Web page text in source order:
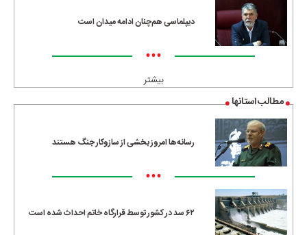
دیپلماسی هم‌چنان ادامه میدان است
•••
بیشتر
مطالب استانها
رسانه‌ها امروز بخشی از سازوکار جنگ هستند
•••
۶۲ سد در کشور توسط قرارگاه خاتم احداث شده است